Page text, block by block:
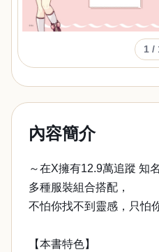
1 /
內容簡介
～在X擁有12.9萬追蹤 知
多種服裝組合搭配，
不怕你找不到靈感，只怕
【本書特色】